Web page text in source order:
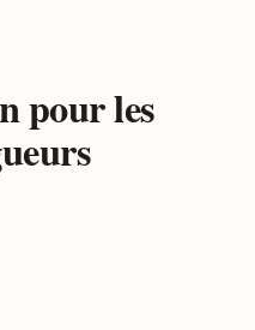
pour les